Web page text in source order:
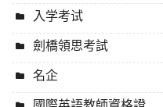
入学考试
劍橋領思考試
名企